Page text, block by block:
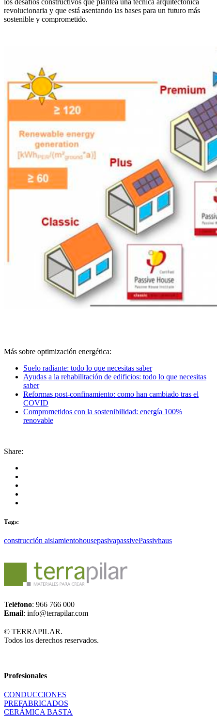
revolucionaria y que está asentando las bases para un futuro más
sostenible y comprometido.
Más sobre optimización energética:
Suelo radiante: todo lo que necesitas saber
Ayudas a la rehabilitación de edificios: todo lo que necesitas
saber
Reformas post-confinamiento: como han cambiado tras el
COVID
Comprometidos con la sostenibilidad: energía 100%
renovable
Share:
Tags:
construcción aislamientohousepasivapassivePassivhaus
Teléfono: 966 766 000
Email: info@terrapilar.com
© TERRAPILAR.
Todos los derechos reservados.
Profesionales
CONDUCCIONES
PREFABRICADOS
CERÁMICA BASTA